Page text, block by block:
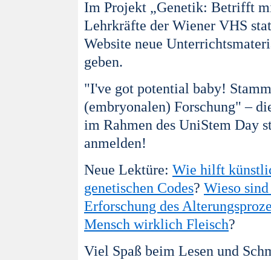
Im Projekt „Genetik: Betrifft
Lehrkräfte der Wiener VHS
Website neue
geben.
"I've got potential baby!
(embryonalen) Forschung" –
im Rahmen des UniStem Day
anmelden!
Neue Lektüre: Wie hilft
genetischen Codes? Wieso
Erforschung des
Mensch wirklich Fleisch?
Viel Spaß beim Lesen und